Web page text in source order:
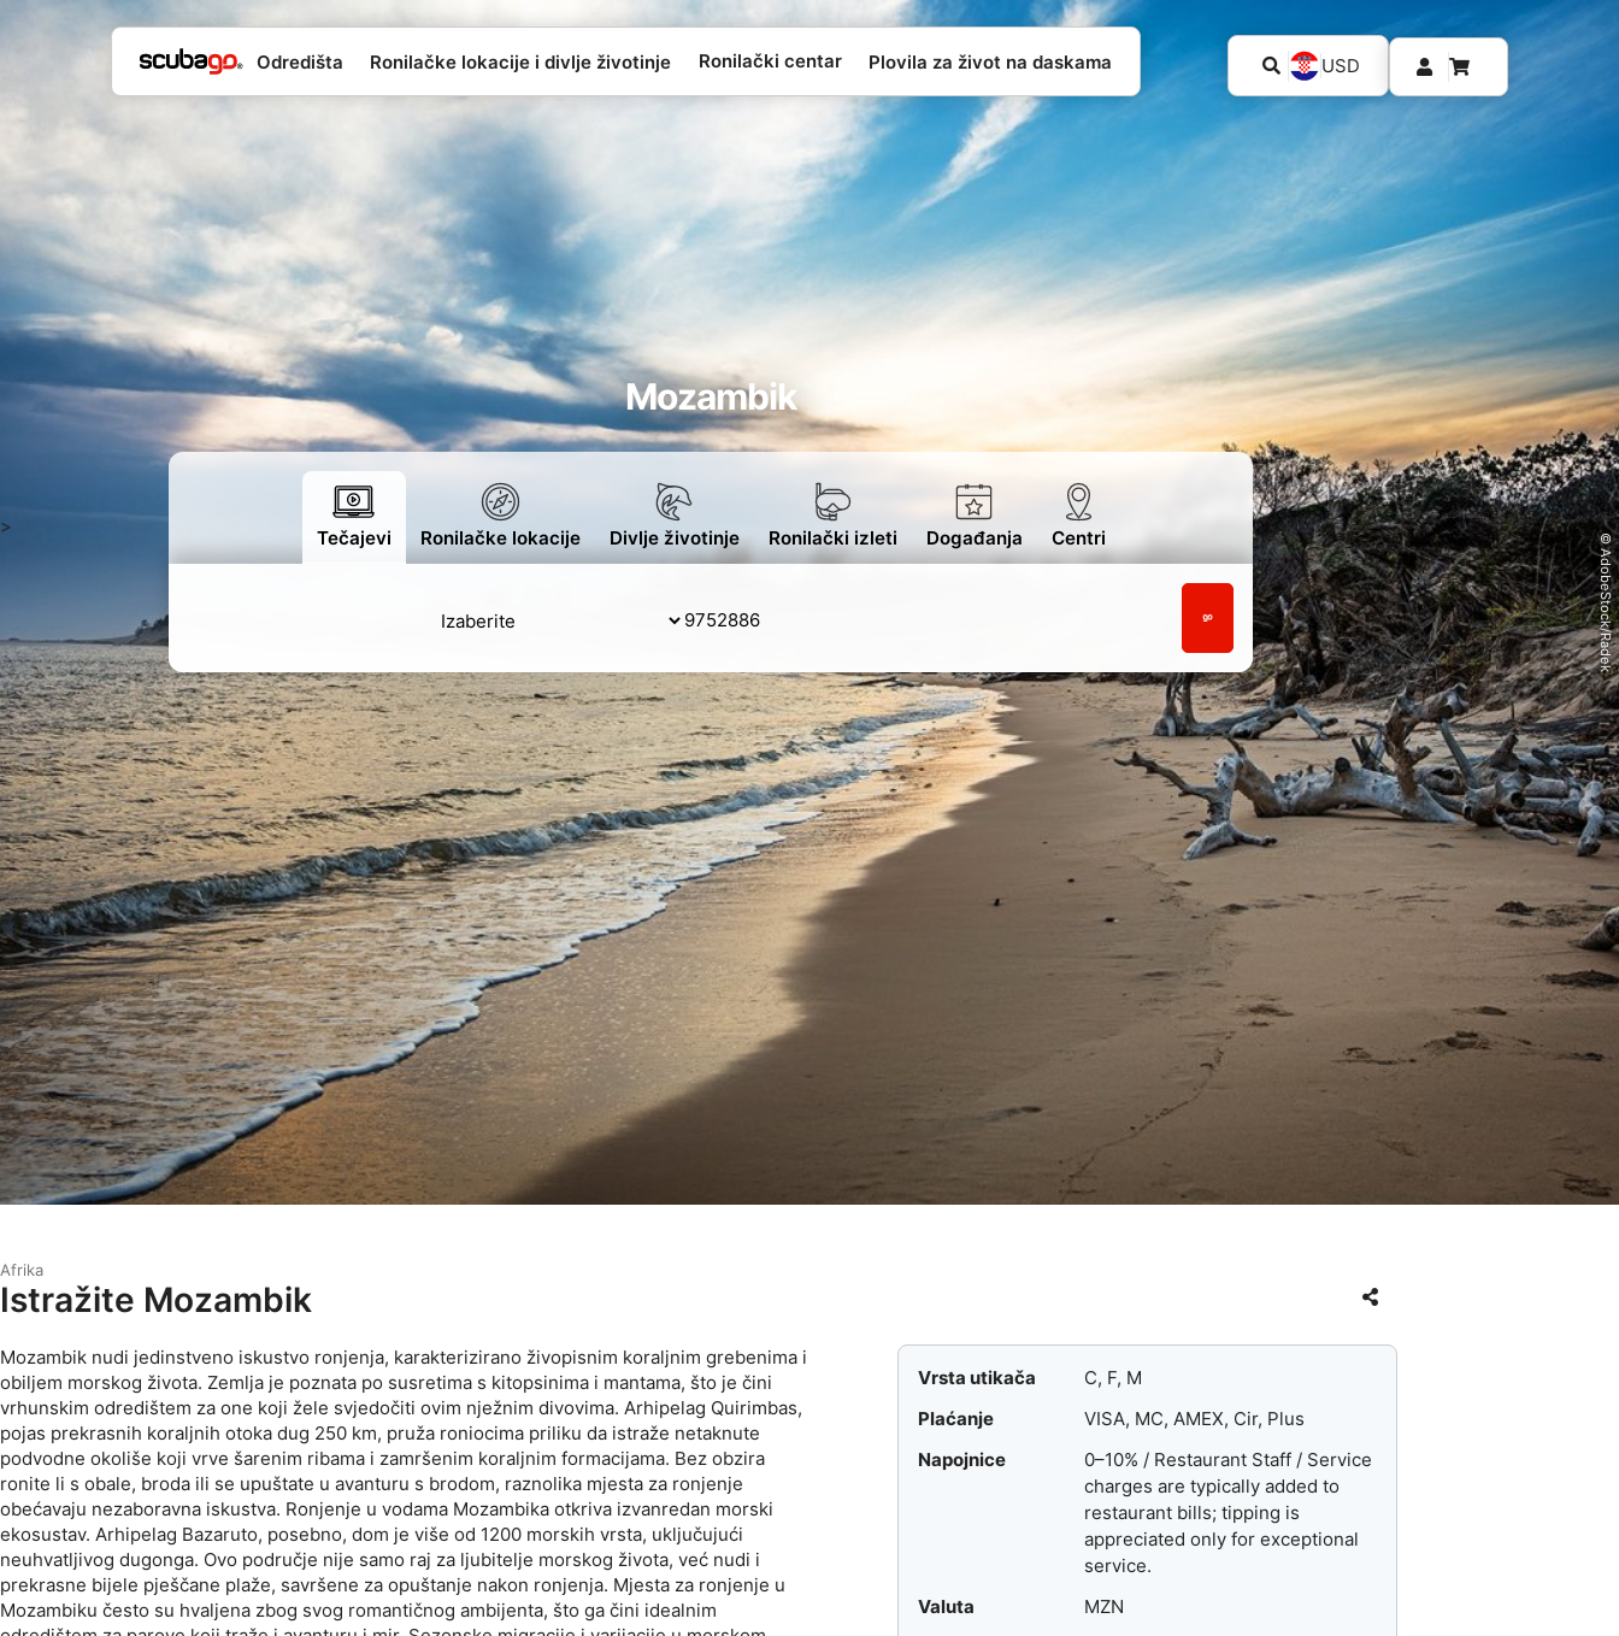
Odredišta Ronilačke lokacije i divlje životinje Ronilački centar Plovila za život na daskama USD
>
Mozambik
Tečajevi Ronilačke lokacije Divlje životinje Ronilački izleti Događanja Centri © AdobeStock/Radek
Afrika
Istražite Mozambik
Mozambik nudi jedinstveno iskustvo ronjenja, karakterizirano živopisnim koraljnim grebenima i
obiljem morskog života. Zemlja je poznata po susretima s kitopsinima i mantama, što je čini
vrhunskim odredištem za one koji žele svjedočiti ovim nježnim divovima. Arhipelag Quirimbas,
pojas prekrasnih koraljnih otoka dug 250 km, pruža roniocima priliku da istraže netaknute
podvodne okoliše koji vrve šarenim ribama i zamršenim koraljnim formacijama. Bez obzira
ronite li s obale, broda ili se upuštate u avanturu s brodom, raznolika mjesta za ronjenje
obećavaju nezaboravna iskustva. Ronjenje u vodama Mozambika otkriva izvanredan morski
ekosustav. Arhipelag Bazaruto, posebno, dom je više od 1200 morskih vrsta, uključujući
neuhvatljivog dugonga. Ovo područje nije samo raj za ljubitelje morskog života, već nudi i
prekrasne bijele pješčane plaže, savršene za opuštanje nakon ronjenja. Mjesta za ronjenje u
Mozambiku često su hvaljena zbog svog romantičnog ambijenta, što ga čini idealnim
Vrsta utikača
C, F, M
Plaćanje
VISA, MC, AMEX, Cir, Plus
Napojnice
0–10% / Restaurant Staff / Service
charges are typically added to
restaurant bills; tipping is
appreciated only for exceptional
service.
Valuta
MZN